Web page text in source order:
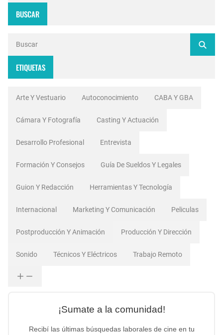
BUSCAR
ETIQUETAS
Arte Y Vestuario Autoconocimiento CABA Y GBA
Cámara Y Fotografía Casting Y Actuación
Desarrollo Profesional Entrevista
Formación Y Consejos Guía De Sueldos Y Legales
Guion Y Redacción Herramientas Y Tecnología
Internacional Marketing Y Comunicación Peliculas
Postproducción Y Animación Producción Y Dirección
Sonido Técnicos Y Eléctricos Trabajo Remoto
¡Sumate a la comunidad!
Recibí las últimas búsquedas laborales de cine en tu